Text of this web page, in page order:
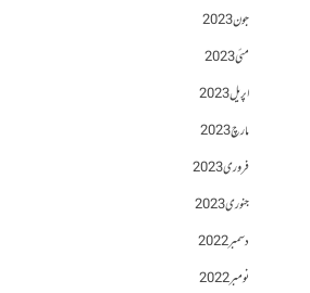
جون 2023
مئی 2023
اپریل 2023
مارچ 2023
فروری 2023
جنوری 2023
دسمبر 2022
نومبر 2022